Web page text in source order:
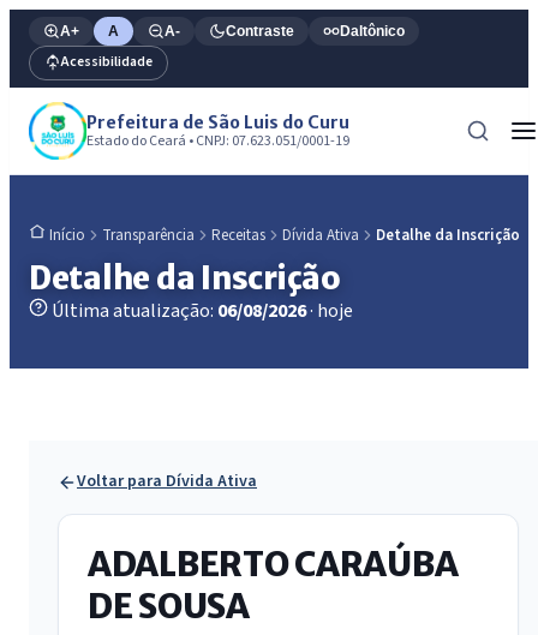
A+ A A- Contraste Daltônico
Acessibilidade
Prefeitura de São Luis do Curu
Estado do Ceará • CNPJ: 07.623.051/0001-19
Início Transparência Receitas Dívida Ativa Detalhe da Inscrição
Detalhe da Inscrição
Última atualização: 06/08/2026· hoje
Voltar para Dívida Ativa
ADALBERTO CARAÚBA
DE SOUSA